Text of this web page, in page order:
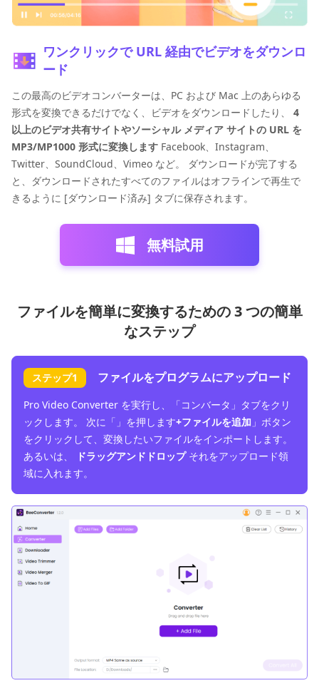
ワンクリックで URL 経由でビデオをダウンロ
ード
この最高のビデオコンバーターは、PC および Mac 上のあらゆる
形式を変換できるだけでなく、ビデオをダウンロードしたり、 4
以上のビデオ共有サイトやソーシャル メディア サイトの URL を
MP3/MP1000 形式に変換します Facebook、Instagram、
Twitter、SoundCloud、Vimeo など。 ダウンロードが完了する
と、ダウンロードされたすべてのファイルはオフラインで再生で
きるように [ダウンロード済み] タブに保存されます。
無料試用
ファイルを簡単に変換するための 3 つの簡単
なステップ
ステップ1 ファイルをプログラムにアップロード
Pro Video Converter を実行し、「コンバータ」タブをクリ
ックします。 次に「」を押します+ファイルを追加 」ボタン
をクリックして、変換したいファイルをインポートします。
あるいは、
ドラッグアンドドロップそれをアップロード領
域に入れます。